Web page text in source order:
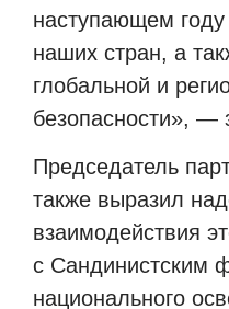
наступающем
наших стран, а
глобальной и
безопасности», —
Председатель
также выразил
взаимодействия
с Сандинистским
национального